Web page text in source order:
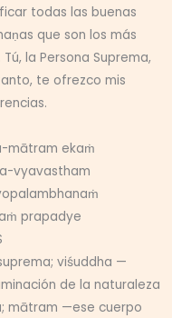
todas las buenas
que son los más
la Persona Suprema,
te ofrezco mis
mātram ekaṁ
vyavastham
prapadye
viśuddha —
de la naturaleza
mātram —ese cuerpo